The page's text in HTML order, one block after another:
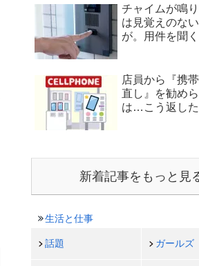
チャイムが鳴
は見覚えのな
が。用件を聞
店員から『携
直し』を勧め
は…こう返した
新着記事をもっと見
生活と仕事
話題 ガールズ